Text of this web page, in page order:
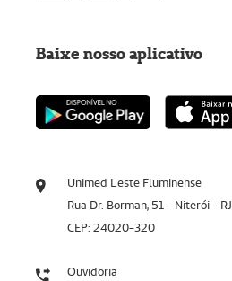
Unimed Leste Fluminense
Rua Dr. Borman, 51 - Niterói - RJ
CEP: 24020-320
Ouvidoria
Baixe nosso aplicativo